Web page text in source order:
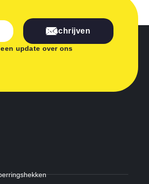
Inschrijven
update over ons